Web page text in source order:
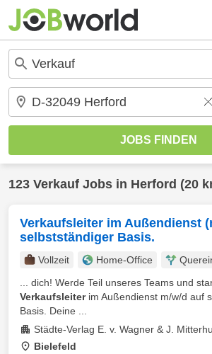
123 Verkauf Jobs in Herford (20
Verkaufsleiter im Außendienst
selbstständiger Basis.
Vollzeit Home-Office
... dich! Werde Teil unseres Teams und
Verkaufsleiterim Außendienst m/w/d auf
Basis. Deine ...
Städte-Verlag E. v. Wagner & J.
Bielefeld